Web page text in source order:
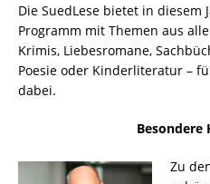
Die SuedLese bietet in diesem
Programm mit Themen aus
Krimis, Liebesromane,
Poesie oder Kinderliteratur –
dabei.
Besondere
Zu